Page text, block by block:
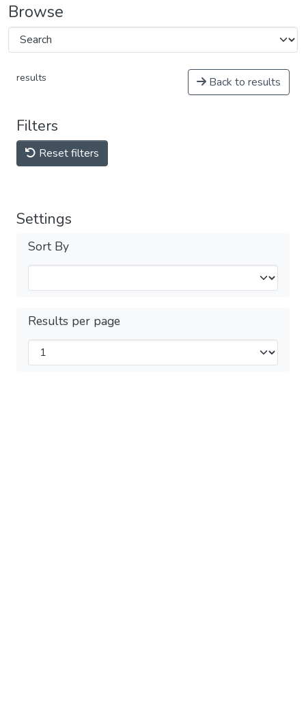
Browse
results Back to results
Filters
Reset filters
Settings
Sort By
Results per page